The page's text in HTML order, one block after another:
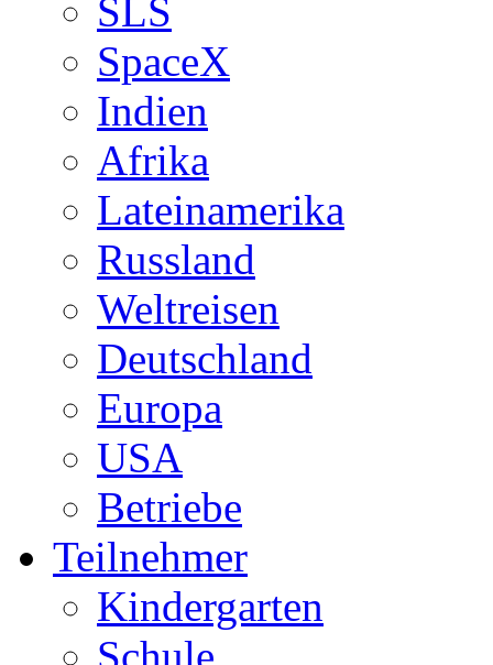
SLS
SpaceX
Indien
Afrika
Lateinamerika
Russland
Weltreisen
Deutschland
Europa
USA
Betriebe
Teilnehmer
Kindergarten